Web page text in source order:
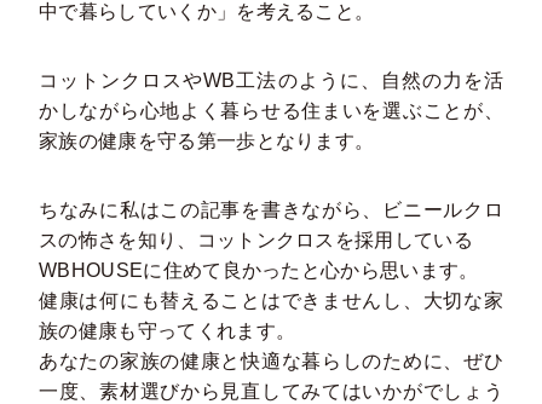
中で暮らしていくか」を考えること。
コットンクロスやWB工法のように、自然の力を活
かしながら心地よく暮らせる住まいを選ぶことが、
家族の健康を守る第一歩となります。
ちなみに私はこの記事を書きながら、ビニールクロ
スの怖さを知り、コットンクロスを採用している
WBHOUSEに住めて良かったと心から思います。
健康は何にも替えることはできませんし、大切な家
族の健康も守ってくれます。
あなたの家族の健康と快適な暮らしのために、ぜひ
一度、素材選びから見直してみてはいかがでしょう